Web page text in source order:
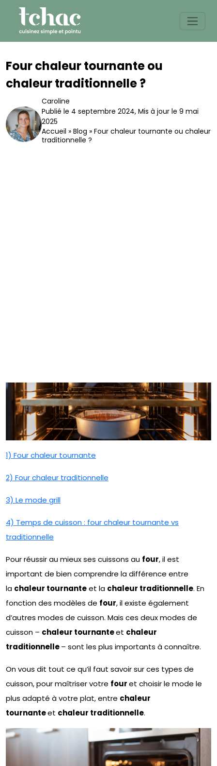
content
Four chaleur tournante ou
chaleur traditionnelle ?
Caroline
Publié le 4 septembre 2024, Mis à jour le 9 mai
2025
Accueil » Blog » Four chaleur tournante ou chaleur
traditionnelle ?
1) Four chaleur tournante
2) Four chaleur traditionnelle
3) Le mode grill
4) Temps de cuisson : four chaleur tournante vs
traditionnelle
Pour réussir au mieux ses cuissons au four, il est
important de bien comprendre la différence entre
la chaleur tournanteet la chaleur traditionnelle. En
fonction des modèles de four, il existe également
d’autres modes de cuisson. Mais ces deux modes de
cuisson – chaleur tournanteet chaleur
traditionnelle– sont les plus importants à connaître.
On vous dit tout ce qu’il faut savoir sur ces types de
cuisson, pour maîtriser votre fouret choisir le mode le
plus adapté à votre plat, entre chaleur
tournanteet chaleur traditionnelle.